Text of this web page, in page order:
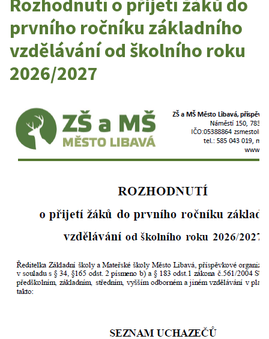
Rozhodnutí o přijetí žáků do
prvního ročníku základního
vzdělávání od školního roku
2026/2027